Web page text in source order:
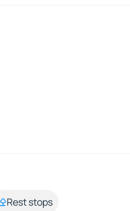
Rest stops